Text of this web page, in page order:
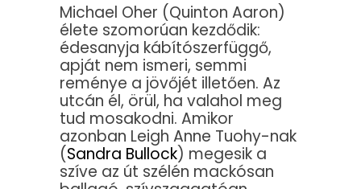
Michael Oher (Quinton Aaron)
élete szomorúan kezdődik:
édesanyja kábítószerfüggő,
apját nem ismeri, semmi
reménye a jövőjét illetően. Az
utcán él, örül, ha valahol meg
tud mosakodni. Amikor
azonban Leigh Anne Tuohy-nak
(Sandra Bullock) megesik a
szíve az út szélén mackósan